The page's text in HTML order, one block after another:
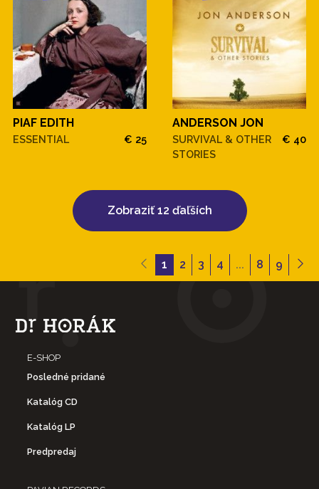
PIAF EDITH
ESSENTIAL € 25
ANDERSON JON
SURVIVAL & OTHER
STORIES
€ 40
Zobraziť 12 ďaľších
1 2 3 4 ... 8 9
E-SHOP
Posledné pridané
Katalóg CD
Katalóg LP
Predpredaj